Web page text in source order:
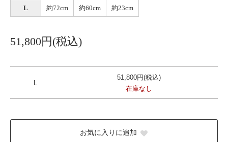
L 約72cm 約60cm 約23cm
51,800円(税込)
L
51,800円(税込)
在庫なし
お気に入りに追加